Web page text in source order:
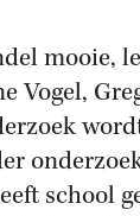
mooie,
Vogel,
school